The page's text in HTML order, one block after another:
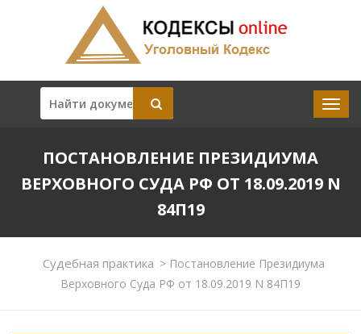
ПОСТАНОВЛЕНИЕ ПРЕЗИДИУМА
ВЕРХОВНОГО СУДА РФ ОТ 18.09.2019 N
84П19
Судебная практика >Постановление Президиума
Верховного Суда РФ от 18.09.2019 N 84П19